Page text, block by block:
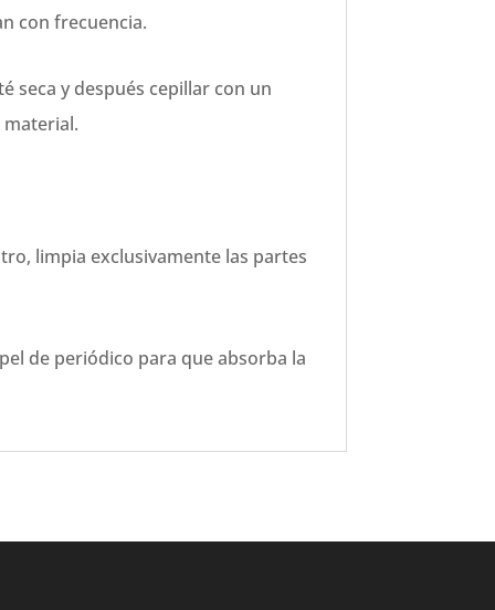
con frecuencia.
seca y después cepillar con un
limpia exclusivamente las partes
de periódico para que absorba la